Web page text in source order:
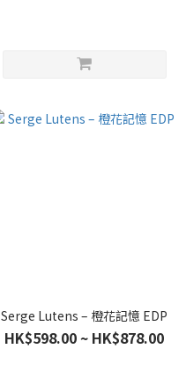
Serge Lutens – 橙花記憶 EDP
HK$598.00 ~ HK$878.00